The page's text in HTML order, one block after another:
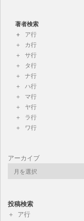
著者検索
ア行
カ行
サ行
タ行
ナ行
ハ行
マ行
ヤ行
ラ行
ワ行
アーカイブ
投稿検索
ア行